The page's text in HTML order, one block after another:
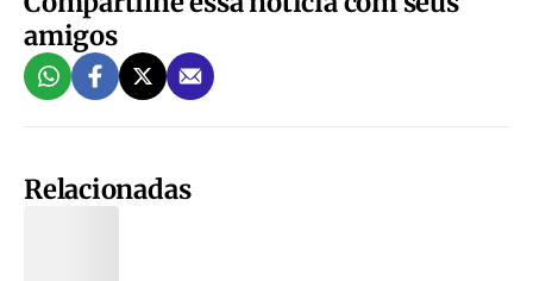
amigos
Relacionadas